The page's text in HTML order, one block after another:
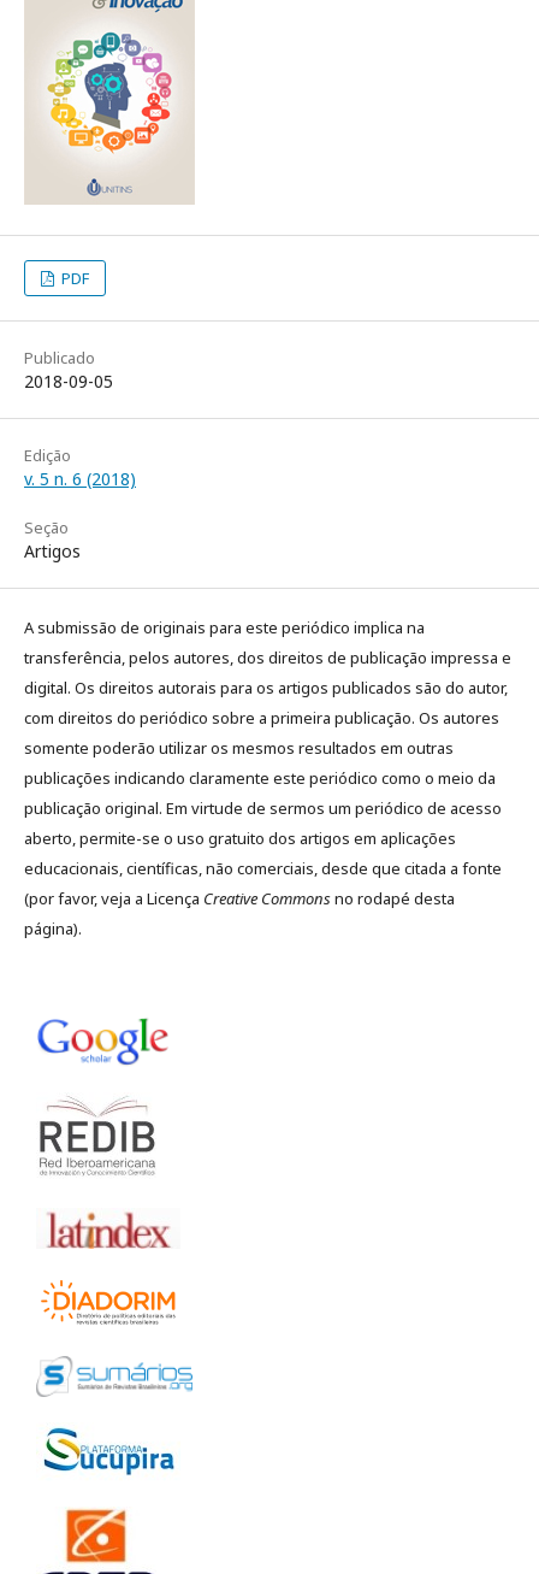
PDF
Publicado
2018-09-05
Edição
v. 5 n. 6 (2018)
Seção
Artigos
A submissão de originais para este periódico implica na
transferência, pelos autores, dos direitos de publicação impressa e
digital. Os direitos autorais para os artigos publicados são do autor,
com direitos do periódico sobre a primeira publicação. Os autores
somente poderão utilizar os mesmos resultados em outras
publicações indicando claramente este periódico como o meio da
publicação original. Em virtude de sermos um periódico de acesso
aberto, permite-se o uso gratuito dos artigos em aplicações
educacionais, científicas, não comerciais, desde que citada a fonte
(por favor, veja a Licença Creative Commonsno rodapé desta
página).